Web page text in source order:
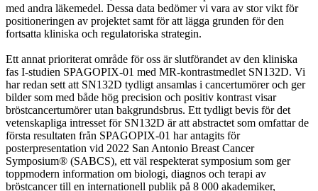
med andra läkemedel. Dessa data bedömer vi vara av stor vikt för
positioneringen av projektet samt för att lägga grunden för den
fortsatta kliniska och regulatoriska strategin.
Ett annat prioriterat område för oss är slutförandet av den kliniska
fas I-studien SPAGOPIX-01 med MR-kontrastmedlet SN132D. Vi
har redan sett att SN132D tydligt ansamlas i cancertumörer och ger
bilder som med både hög precision och positiv kontrast visar
bröstcancertumörer utan bakgrundsbrus. Ett tydligt bevis för det
vetenskapliga intresset för SN132D är att abstractet som omfattar de
första resultaten från SPAGOPIX-01 har antagits för
posterpresentation vid 2022 San Antonio Breast Cancer
Symposium® (SABCS), ett väl respekterat symposium som ger
toppmodern information om biologi, diagnos och terapi av
bröstcancer till en internationell publik på 8 000 akademiker,